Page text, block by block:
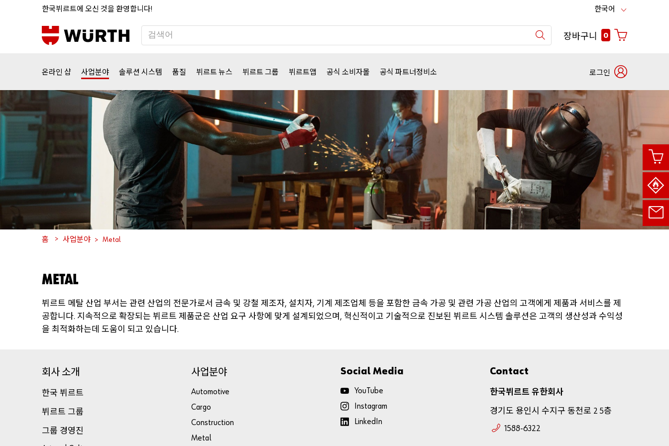
한국뷔르트에오신 것을 환영합니다! 한국어
장바구니 0
온라인 샵 사업분야 솔루션 시스템 품질 뷔르트뉴스 뷔르트그룹 뷔르트앱 공식 소비자몰 공식 파트너정비소 로그인
용
자
이
름
사
용
파
트
호
로
파트너
번호
홈 사업분야 Metal
METAL
뷔르트 메탈 산업 부서는 관련 산업의 전문가로서 금속 및 강철 제조자, 설치자, 기계 제조업체 등을 포함한 금속 가공 및 관련 가공 산업의 고객에게 제품과 서비스를 제
공합니다. 지속적으로 확장되는 뷔르트 제품군은 산업 요구 사항에 맞게 설계되었으며, 혁신적이고 기술적으로 진보된 뷔르트 시스템 솔루션은 고객의 생산성과수익성
을 최적화하는데 도움이 되고 있습니다.
회사소개
한국 뷔르트
뷔르트 그룹
그룹 경영진
사업분야
Automotive
Cargo
Construction
Metal
Social Media
YouTube
Instagram
LinkedIn
Contact
한국뷔르트 유한회사
경기도 용인시 수지구 동천로 2 5층
1588-6322